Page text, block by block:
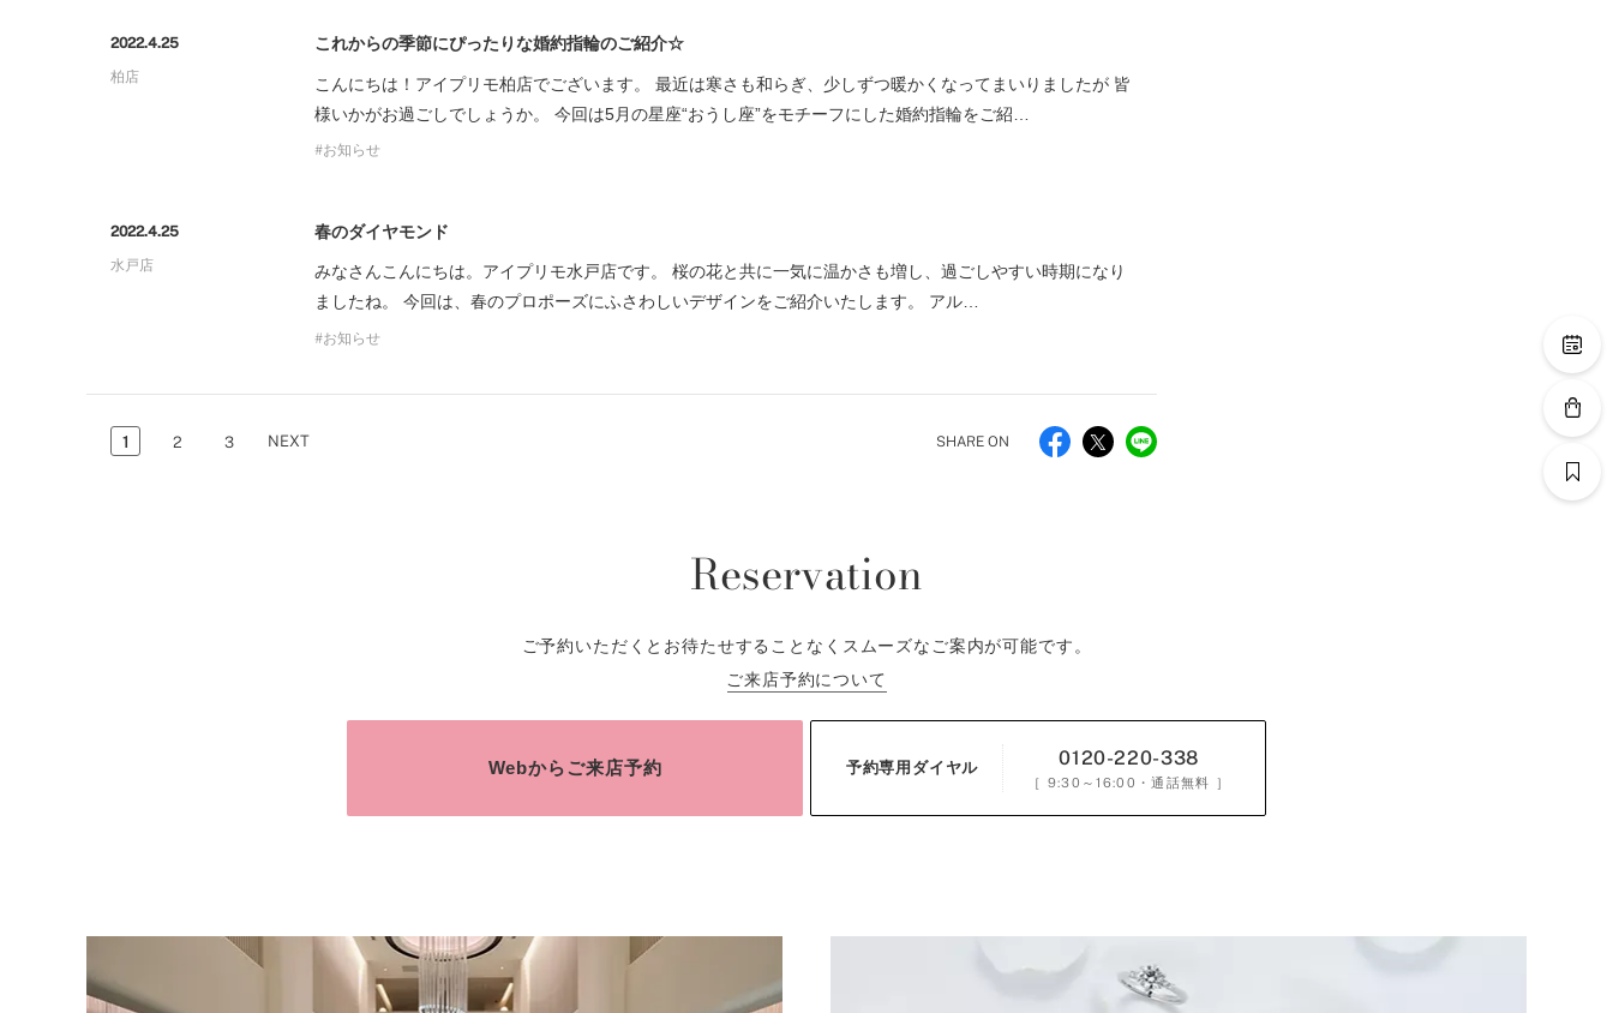
2022.4.25
柏店
これからの季節にぴったりな婚約指輪のご紹介☆
こんにちは！アイプリモ柏店でございます。 最近は寒さも和らぎ、少しずつ暖かくなってまいりましたが 皆
様いかがお過ごしでしょうか。 今回は5月の星座“おうし座”をモチーフにした婚約指輪をご紹…
お知らせ
2022.4.25
水戸店
春のダイヤモンド
みなさんこんにちは。アイプリモ水戸店です。 桜の花と共に一気に温かさも増し、過ごしやすい時期になり
ましたね。 今回は、春のプロポーズにふさわしいデザインをご紹介いたします。 アル…
お知らせ
1 2 3 NEXT SHARE ON
Reservation
ご予約いただくとお待たせすることなくスムーズなご案内が可能です。
ご来店予約について
Webからご来店予約 予約専用ダイヤル 0120-220-338
［ 9:30～16:00 ・通話無料 ］